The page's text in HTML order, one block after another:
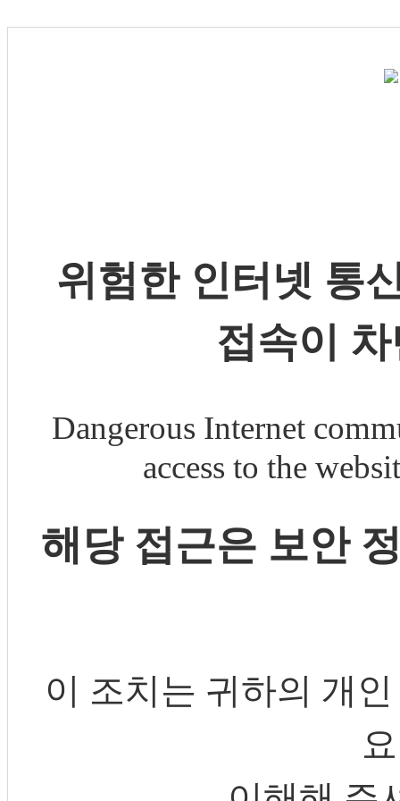
위험한 인터넷 통
접속이
Dangerous Internet
access to the
해당 접근은 보안
이 조치는 귀하의 개